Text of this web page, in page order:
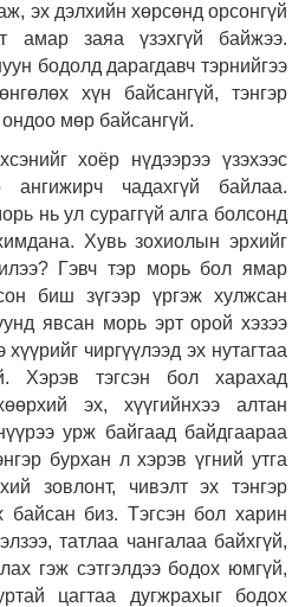
эх дэлхийн хөрсөнд орсонгүй
амар заяа үзэхгүй байжээ.
бодолд дарагдавч тэрнийгээ
хүн байсангүй, тэнгэр
мөр байсангүй.
хоёр нүдээрээ үзэхээс
чадахгүй байлаа.
нь ул сураггүй алга болсонд
Хувь зохиолын эрхийг
Гэвч тэр морь бол ямар
биш зүгээр үргэж хулжсан
явсан морь эрт орой хэзээ
чиргүүлээд эх нутагтаа
Хэрэв тэгсэн бол харахад
эх, хүүгийнхээ алтан
урж байгаад байдгаараа
бурхан л хэрэв үгний утга
зовлонт, чивэлт эх тэнгэр
байсан биз. Тэгсэн бол харин
татлаа чангалаа байхгүй,
гэж сэтгэлдээ бодох юмгүй,
цагтаа дугжрахыг бодох